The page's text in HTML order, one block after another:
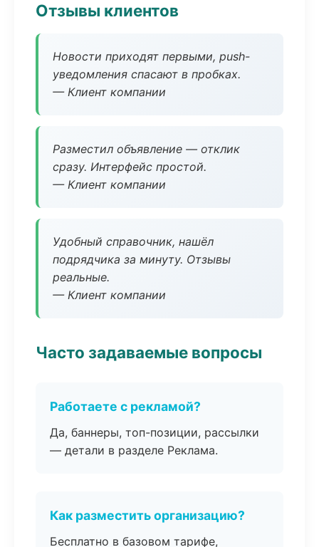
Отзывы клиентов
Новости приходят первыми, push-
уведомления спасают в пробках.
— Клиент компании
Разместил объявление — отклик
сразу. Интерфейс простой.
— Клиент компании
Удобный справочник, нашёл
подрядчика за минуту. Отзывы
реальные.
— Клиент компании
Часто задаваемые вопросы
Работаете с рекламой?
Да, баннеры, топ-позиции, рассылки
— детали в разделе Реклама.
Как разместить организацию?
Бесплатно в базовом тарифе,